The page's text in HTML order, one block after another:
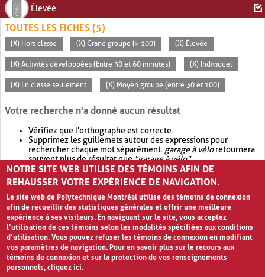
Élevée
TOUTES LES FICHES (5)
(X) Hors classe (X) Grand groupe (> 100) (X) Élevée
(X) Activités développées (Entre 30 et 60 minutes) (X) Individuel
(X) En classe seulement (X) Moyen groupe (entre 30 et 100)
Votre recherche n'a donné aucun résultat
Vérifiez que l'orthographe est correcte.
Supprimez les guillemets autour des expressions pour
rechercher chaque mot séparément. garage à véloretournera
souvent plus de résultat que"garage à vélo".
Envisagez d'élargir votre recherche avec OR.garage OR vélo
retournera souvent plus de résultat quegarage à vélo
NOTRE SITE WEB UTILISE DES TÉMOINS AFIN DE
REHAUSSER VOTRE EXPÉRIENCE DE NAVIGATION.
Le site web de Polytechnique Montréal utilise des témoins de connexion
afin de recueillir des statistiques générales et offrir une meilleure
expérience à ses visiteurs. En naviguant sur le site, vous acceptez
l’utilisation de ces témoins selon les modalités spécifiées aux conditions
d’utilisation. Vous pouvez refuser les témoins de connexion en modifiant
vos paramètres de navigation. Pour en savoir plus sur le recours aux
témoins de connexion et sur la protection de vos renseignements
personnels,cliquez ici.